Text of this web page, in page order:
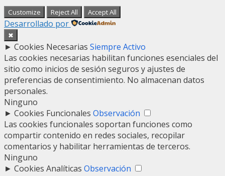
Customize Reject All Accept All
Desarrollado por
✖
► Cookies Necesarias Siempre Activo
Las cookies necesarias habilitan funciones esenciales del
sitio como inicios de sesión seguros y ajustes de
preferencias de consentimiento. No almacenan datos
personales.
Ninguno
► Cookies Funcionales Observación
Las cookies funcionales soportan funciones como
compartir contenido en redes sociales, recopilar
comentarios y habilitar herramientas de terceros.
Ninguno
► Cookies Analíticas Observación